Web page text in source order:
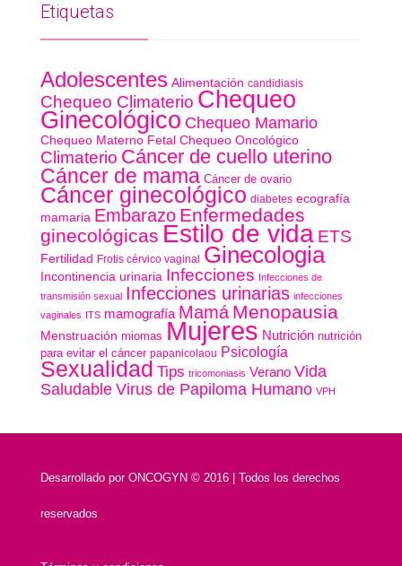
Etiquetas
Adolescentes Alimentación candidiasis
Chequeo Climaterio Chequeo
Ginecológico Chequeo Mamario
Chequeo Materno Fetal Chequeo Oncológico
Climaterio Cáncer de cuello uterino
Cáncer de mama Cáncer de ovario
Cáncer ginecológico diabetes ecografía
mamaria Embarazo Enfermedades
ginecológicas Estilo de vida ETS
Fertilidad Frotis cérvico vaginal Ginecologia
Incontinencia urinaria Infecciones Infecciones de
transmisión sexual Infecciones urinarias infecciones
vaginales ITS mamografía Mamá Menopausia
Menstruación miomas Mujeres Nutrición nutrición
para evitar el cáncer papanicolaou Psicología
Sexualidad Tips tricomoniasis Verano Vida
SaludableVirus de Papiloma Humano VPH
Desarrollado por ONCOGYN © 2016 | Todos los derechos
reservados